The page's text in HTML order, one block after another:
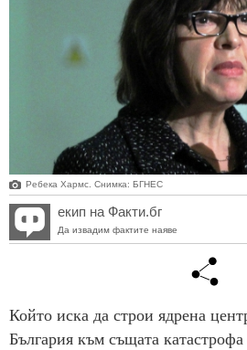
Ребека Хармс. Снимка: БГНЕС
екип на Факти.бг
Да извадим фактите наяве
Който иска да строи ядрена
България към същата катастрофа